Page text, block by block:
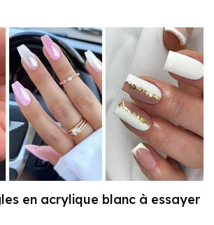
en acrylique blanc à essayer